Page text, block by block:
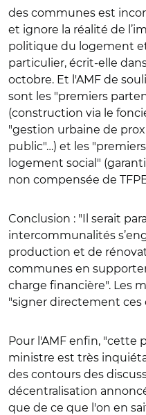
des communes est
et ignore la réalité de
politique du logement
particulier, écrit-elle
octobre. Et l'AMF de
sont les "premiers
(construction via le
"gestion urbaine de
public"…) et les
logement social"
non compensée de
Conclusion : "Il serait
intercommunalités
production et de
communes en
charge financière". Les
"signer directement ces
Pour l'AMF enfin, "cette
ministre est très
des contours des
décentralisation
que de ce que l'on en